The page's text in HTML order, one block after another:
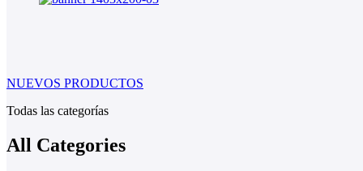
NUEVOS PRODUCTOS
Todas las categorías
All Categories